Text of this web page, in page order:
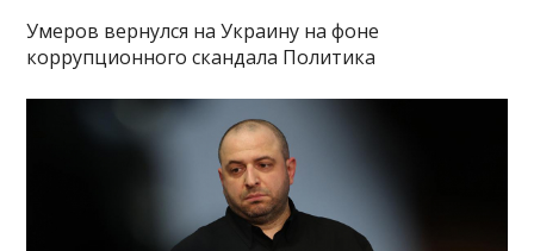
Умеров вернулся на Украину на фоне
коррупционного скандала Политика